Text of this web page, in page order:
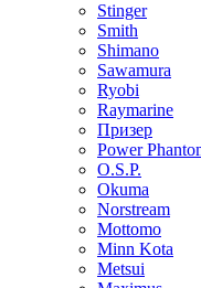
Stinger
Smith
Shimano
Sawamura
Ryobi
Raymarine
Призер
Power
O.S.P.
Okuma
Norstream
Mottomo
Minn Kota
Metsui